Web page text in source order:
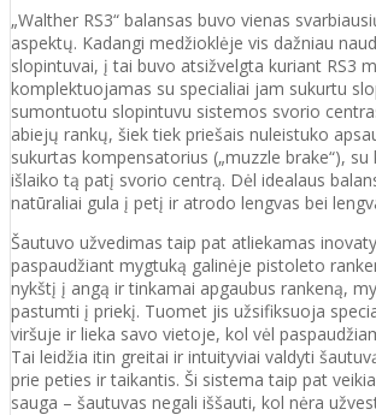
„Walther RS3“ balansas buvo vienas
aspektų. Kadangi medžioklėje vis dažniau
slopintuvai, į tai buvo atsižvelgta kuriant RS3
komplektuojamas su specialiai jam sukurtu
sumontuotu slopintuvu sistemos svorio
abiejų rankų, šiek tiek priešais nuleistuko
sukurtas kompensatorius („muzzle brake“),
išlaiko tą patį svorio centrą. Dėl idealaus
natūraliai gula į petį ir atrodo lengvas bei
Šautuvo užvedimas taip pat atliekamas
paspaudžiant mygtuką galinėje pistoleto
nykštį į angą ir tinkamai apgaubus rankeną,
pastumti į priekį. Tuomet jis užsifiksuoja
viršuje ir lieka savo vietoje, kol vėl
Tai leidžia itin greitai ir intuityviai valdyti
prie peties ir taikantis. Ši sistema taip pat
sauga – šautuvas negali iššauti, kol nėra